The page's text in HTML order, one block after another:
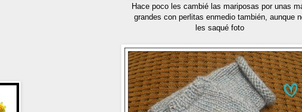
Hace poco les cambié las mariposas por unas
grandes con perlitas enmedio también, aunque
les saqué foto